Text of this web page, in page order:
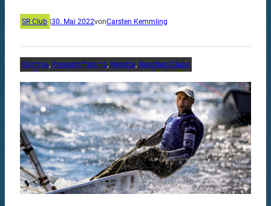
SR Club |30. Mai 2022vonCarsten Kemmling
Olympia, Pressemitteilung, Regatta, Regatten/Clubs